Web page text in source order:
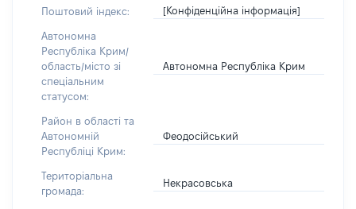
Поштовий індекс: [Конфіденційна інформація]
Автономна
Республіка Крим/
область/місто зі
спеціальним
статусом:
Автономна Республіка Крим
Район в області та
Автономній
Республіці Крим:
Феодосійський
Територіальна
громада:
Некрасовська